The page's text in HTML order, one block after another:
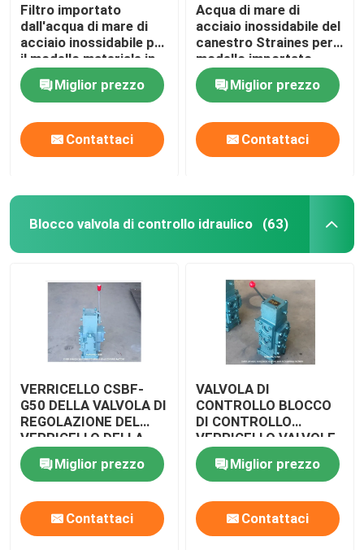
Filtro importato
dall'acqua di mare di
acciaio inossidabile per
il modello materiale in
serie AS150 Cb/T497-
2012 dell'acqua di
mare
Miglior prezzo
Contattaci
Acqua di mare di
acciaio inossidabile del
canestro Straines per il
modello importato
pompa idraulica fresca
AS150 Cb/T497-2012
Miglior prezzo
Contattaci
Blocco valvola di controllo idraulico (63)
VERRICELLO CSBF-
G50 DELLA VALVOLA DI
REGOLAZIONE DEL
VERRICELLO DELLA
VALVOLA DI
REGOLAZIONE DEL
BLOCCO DI
CONTROLLO
DELL'ARGANO
Miglior prezzo
Contattaci
VALVOLA DI
CONTROLLO BLOCCO
DI CONTROLLO
VERRICELLO VALVOLE
DI CONTROLLO
IDRAULICA CSBF-G50
Miglior prezzo
Contattaci